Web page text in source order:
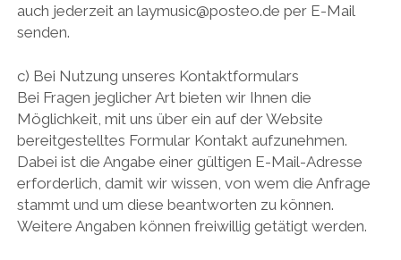
auch jederzeit an laymusic@posteo.de per E-Mail
senden.
c) Bei Nutzung unseres Kontaktformulars
Bei Fragen jeglicher Art bieten wir Ihnen die
Möglichkeit, mit uns über ein auf der Website
bereitgestelltes Formular Kontakt aufzunehmen.
Dabei ist die Angabe einer gültigen E-Mail-Adresse
erforderlich, damit wir wissen, von wem die Anfrage
stammt und um diese beantworten zu können.
Weitere Angaben können freiwillig getätigt werden.